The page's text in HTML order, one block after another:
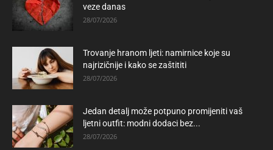
veze danas
28/07/2026
Trovanje hranom ljeti: namirnice koje su
najrizičnije i kako se zaštititi
28/07/2026
Jedan detalj može potpuno promijeniti vaš
ljetni outfit: modni dodaci bez...
28/07/2026